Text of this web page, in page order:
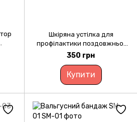
Шкіряна устілка для
профілактики поздовжньої
та поперечної
плоскостопості УПС-003
350 грн
Купити